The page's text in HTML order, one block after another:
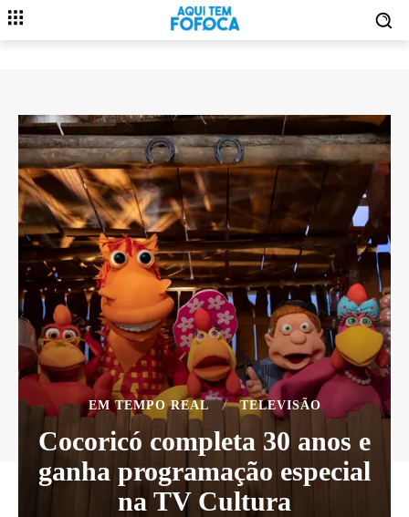
EM TEMPO REAL TELEVISÃO
Cocoricó completa 30 anos e
ganha programação especial
na TV Cultura